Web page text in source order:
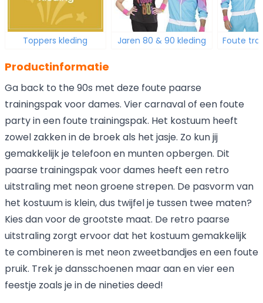
Toppers kleding Jaren 80 & 90 kleding Foute
Productinformatie
Ga back to the 90s met deze foute paarse
trainingspak voor dames. Vier carnaval of een foute
party in een foute trainingspak. Het kostuum heeft
zowel zakken in de broek als het jasje. Zo kun jij
gemakkelijk je telefoon en munten opbergen. Dit
paarse trainingspak voor dames heeft een retro
uitstraling met neon groene strepen. De pasvorm van
het kostuum is klein, dus twijfel je tussen twee maten?
Kies dan voor de grootste maat. De retro paarse
uitstraling zorgt ervoor dat het kostuum gemakkelijk
te combineren is met neon zweetbandjes en een foute
pruik. Trek je dansschoenen maar aan en vier een
feestje zoals je in de nineties deed!